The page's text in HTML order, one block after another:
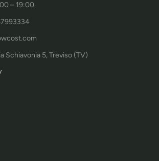
– 19:00
Schiavonia 5, Treviso (TV)